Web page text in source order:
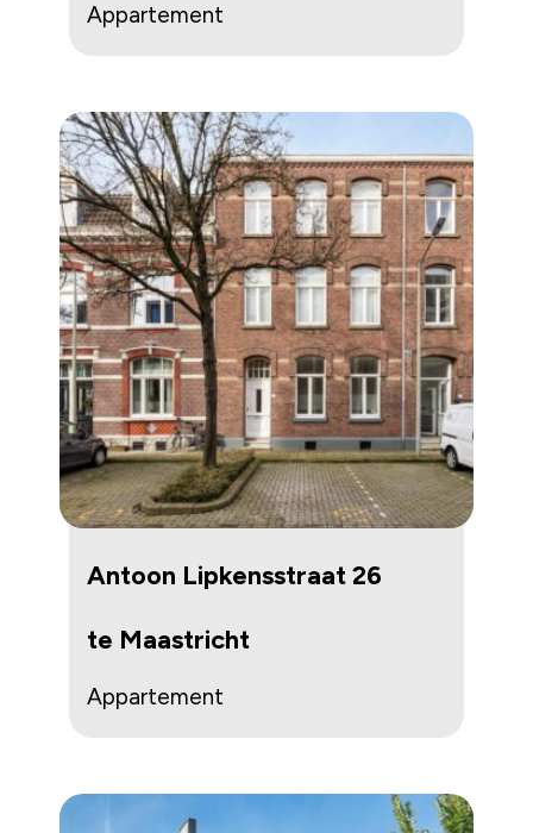
Appartement
Antoon Lipkensstraat 26
te Maastricht
Appartement